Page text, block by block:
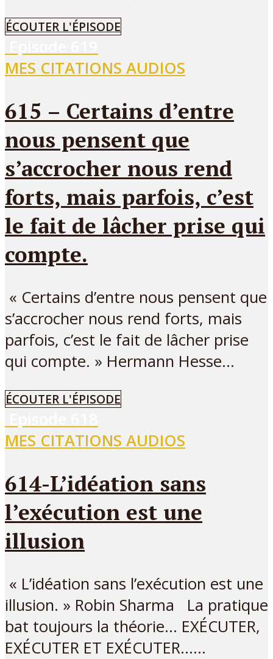
ÉCOUTER L'ÉPISODE
MES CITATIONS AUDIOS
615 – Certains d’entre
nous pensent que
s’accrocher nous rend
forts, mais parfois, c’est
le fait de lâcher prise qui
compte.
« Certains d’entre nous pensent que
s’accrocher nous rend forts, mais
parfois, c’est le fait de lâcher prise
qui compte. » Hermann Hesse...
ÉCOUTER L'ÉPISODE
MES CITATIONS AUDIOS
614-L’idéation sans
l’exécution est une
illusion
« L’idéation sans l’exécution est une
illusion. » Robin Sharma La pratique
bat toujours la théorie… EXÉCUTER,
EXÉCUTER ET EXÉCUTER…...